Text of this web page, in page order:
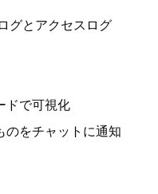
グとアクセスログ
ドで可視化
のをチャットに通知